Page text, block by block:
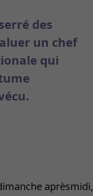
des
un chef
qui
aprèsmidi,